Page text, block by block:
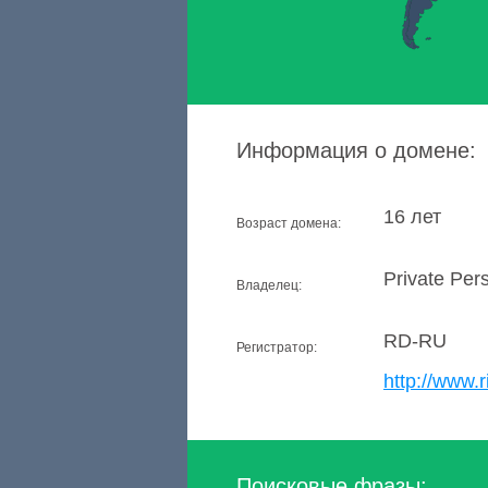
Информация о домене:
Возраст домена: 16 лет
Владелец: Private
Регистратор:
RD-RU
http://